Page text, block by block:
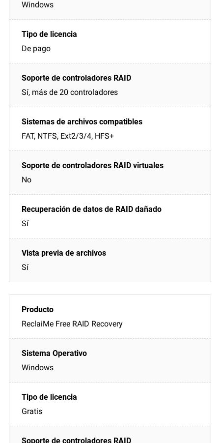
Windows
De pago
Sí, más de 20 controladores
FAT, NTFS, Ext2/3/4, HFS+
No
Sí
Sí
ReclaiMe Free RAID Recovery
Windows
Gratis